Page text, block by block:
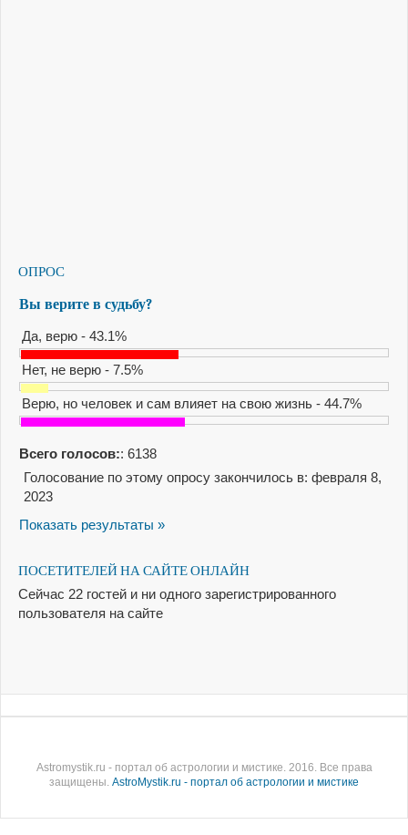
ОПРОС
Вы верите в судьбу?
Да, верю - 43.1%
Нет, не верю - 7.5%
Верю, но человек и сам влияет на свою жизнь - 44.7%
Всего голосов:: 6138
Голосование по этому опросу закончилось в: февраля 8,
2023
Показать результаты »
ПОСЕТИТЕЛЕЙ НА САЙТЕ ОНЛАЙН
Сейчас 22 гостей и ни одного зарегистрированного
пользователя на сайте
Astromystik.ru - портал об астрологии и мистике. 2016. Все права
защищены. AstroMystik.ru - портал об астрологии и мистике